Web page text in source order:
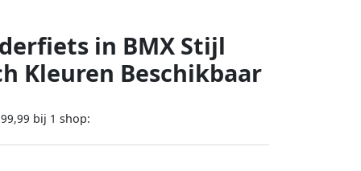
in BMX Stijl
Kleuren Beschikbaar
bij 1 shop: